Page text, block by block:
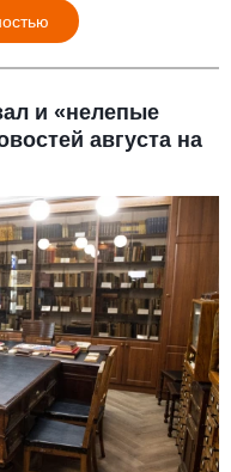
и «нелепые
августа на